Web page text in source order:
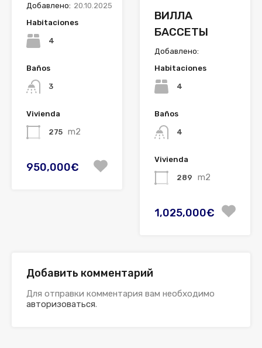
Добавлено: 20.10.2025
Habitaciones
4
Baños
3
Vivienda
275 m2
950,000€
ВИЛЛА
БАССЕТЫ
Добавлено:
Habitaciones
4
Baños
4
Vivienda
289 m2
1,025,000€
Добавить комментарий
Для отправки комментария вам необходимо
авторизоваться.